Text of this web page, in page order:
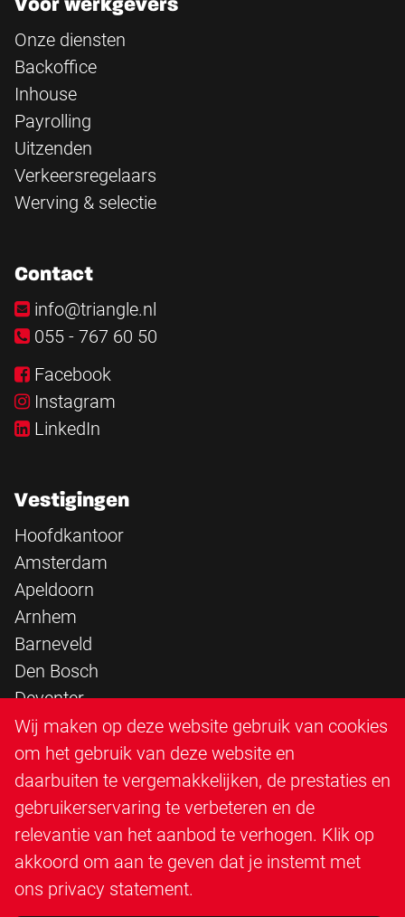
Voor werkgevers
Onze diensten
Backoffice
Inhouse
Payrolling
Uitzenden
Verkeersregelaars
Werving & selectie
Contact
info@triangle.nl
055 - 767 60 50
Facebook
Instagram
LinkedIn
Vestigingen
Hoofdkantoor
Amsterdam
Apeldoorn
Arnhem
Barneveld
Den Bosch
Deventer
Epe
Sittard
Triangle Infra
Triangle Steigerbouw
Utrecht
Veenendaal
Zutphen
Wij maken op deze website gebruik van cookies
om het gebruik van deze website en
daarbuiten te vergemakkelijken, de prestaties en
gebruikerservaring te verbeteren en de
relevantie van het aanbod te verhogen. Klik op
akkoord om aan te geven dat je instemt met
ons privacy statement.